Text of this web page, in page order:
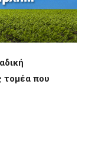
τομέα που